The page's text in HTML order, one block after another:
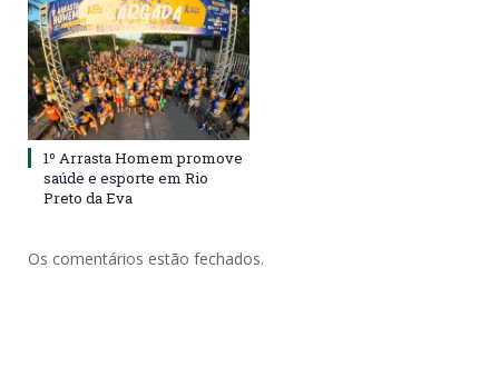
1º Arrasta Homem promove
saúde e esporte em Rio
Preto da Eva
Os comentários estão fechados.